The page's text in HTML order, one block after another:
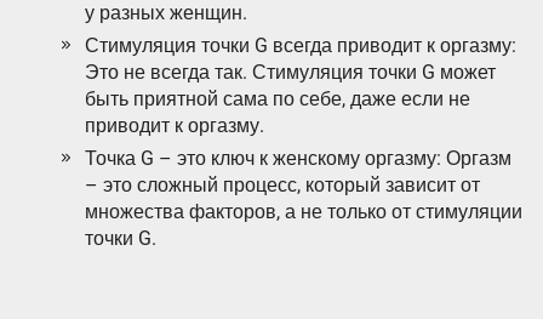
у разных женщин.
Стимуляция точки G всегда приводит к оргазму:
Это не всегда так. Стимуляция точки G может
быть приятной сама по себе, даже если не
приводит к оргазму.
Точка G – это ключ к женскому оргазму: Оргазм
– это сложный процесс, который зависит от
множества факторов, а не только от стимуляции
точки G.